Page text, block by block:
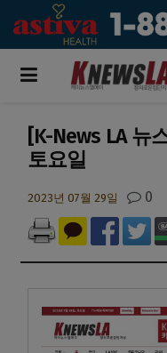
[K-News LA 뉴
토요일
2023년 07월 29일 0